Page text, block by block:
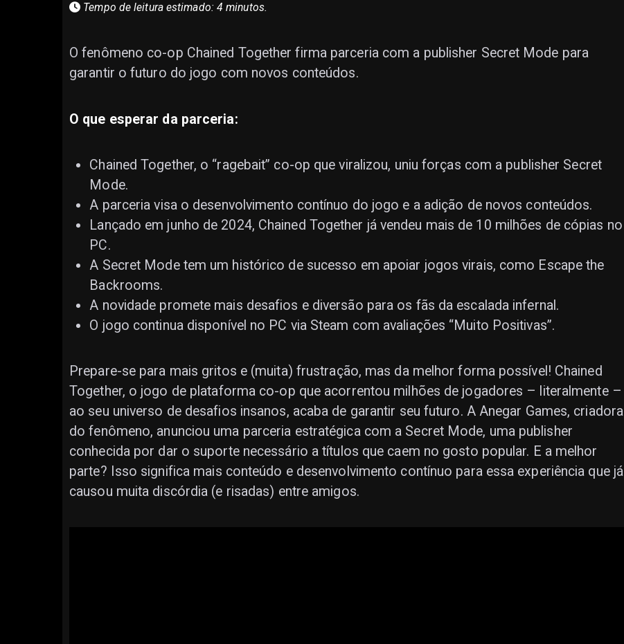
Tempo de leitura estimado: 4 minutos.
O fenômeno co-op Chained Together firma parceria com a publisher Secret Mode para
garantir o futuro do jogo com novos conteúdos.
O que esperar da parceria:
Chained Together, o “ragebait” co-op que viralizou, uniu forças com a publisher Secret
Mode.
A parceria visa o desenvolvimento contínuo do jogo e a adição de novos conteúdos.
Lançado em junho de 2024, Chained Together já vendeu mais de 10 milhões de cópias no
PC.
A Secret Mode tem um histórico de sucesso em apoiar jogos virais, como Escape the
Backrooms.
A novidade promete mais desafios e diversão para os fãs da escalada infernal.
O jogo continua disponível no PC via Steam com avaliações “Muito Positivas”.
Prepare-se para mais gritos e (muita) frustração, mas da melhor forma possível! Chained
Together, o jogo de plataforma co-op que acorrentou milhões de jogadores – literalmente –
ao seu universo de desafios insanos, acaba de garantir seu futuro. A Anegar Games, criadora
do fenômeno, anunciou uma parceria estratégica com a Secret Mode, uma publisher
conhecida por dar o suporte necessário a títulos que caem no gosto popular. E a melhor
parte? Isso significa mais conteúdo e desenvolvimento contínuo para essa experiência que já
causou muita discórdia (e risadas) entre amigos.